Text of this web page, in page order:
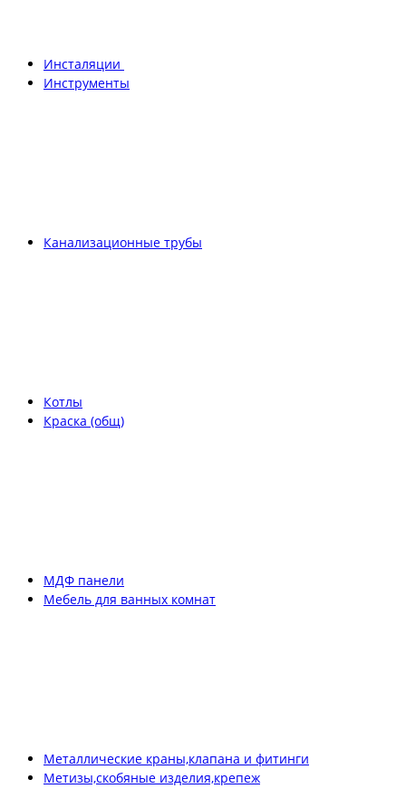
Инсталяции
Инструменты
Канализационные трубы
Котлы
Краска (общ)
МДФ панели
Мебель для ванных комнат
Металлические краны,клапана и фитинги
Метизы,скобяные изделия,крепеж